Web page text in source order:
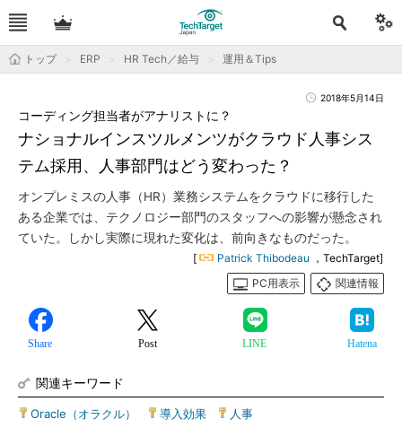
トップ ERP HR Tech／給与 運用＆Tips
2018年5月14日
ナショナルインスツルメンツがクラウド人事シス
テム採用、人事部門はどう変わった？
コーディング担当者がアナリストに？
オンプレミスの人事（HR）業務システムをクラウドに移行した
ある企業では、テクノロジー部門のスタッフへの影響が懸念され
ていた。しかし実際に現れた変化は、前向きなものだった。
[ Patrick Thibodeau ，TechTarget]
PC用表示
関連情報
Share Post LINE Hatena
関連キーワード
Oracle（オラクル） 導入効果 人事